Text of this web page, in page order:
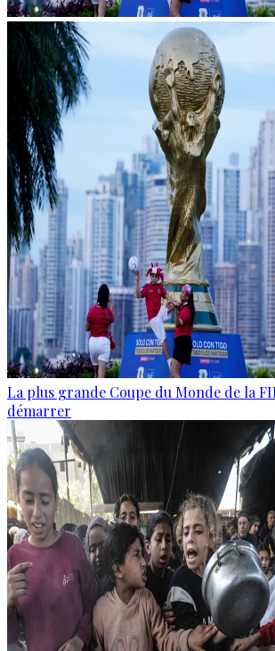
La plus grande Coupe du Monde de la
démarrer